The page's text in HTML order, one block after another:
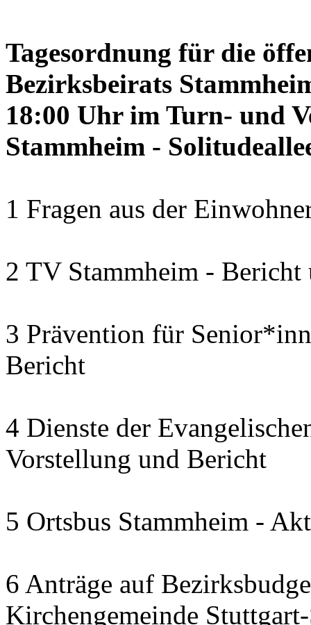
Tagesordnung für die
Bezirksbeirats
18:00 Uhr im Turn- und
Stammheim -
1 Fragen aus der
2 TV Stammheim - Bericht
3 Prävention für
Bericht
4 Dienste der
Vorstellung und Bericht
5 Ortsbus Stammheim -
6 Anträge auf
Kirchengemeinde